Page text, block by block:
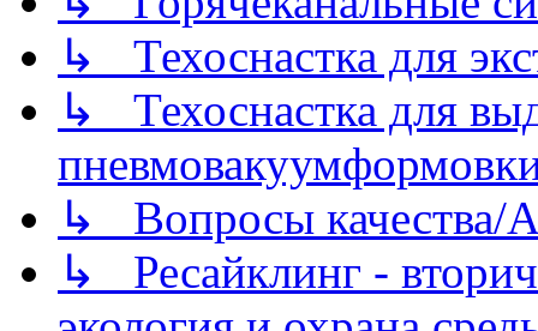
↳ Техоснастка для
↳ Техоснастка для
↳ Вопросы качества/
↳ Ресайклинг -